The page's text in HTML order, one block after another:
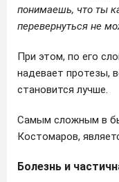
понимаешь, что ты
перевернуться не
При этом, по его
надевает протезы,
становится лучше.
Самым сложным в
Костомаров,
Болезнь и